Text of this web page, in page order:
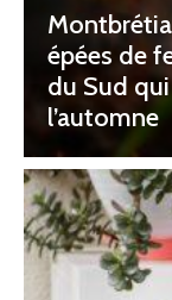
épées de
du Sud
l’automne